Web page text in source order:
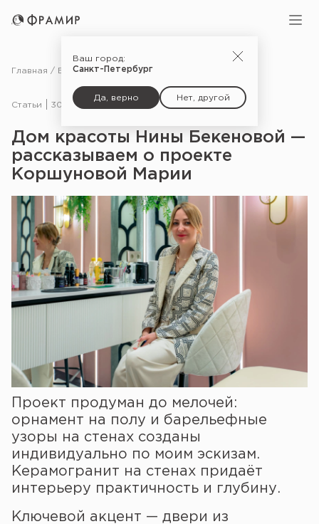
Ваш город:
Санкт-Петербург
Да, верно Нет, другой
Главная Блог Статьи
Статьи 30.06.26
Дом красоты Нины Бекеновой —
рассказываем о проекте
Коршуновой Марии
Проект продуман до мелочей:
орнамент на полу и барельефные
узоры на стенах созданы
индивидуально по моим эскизам.
Керамогранит на стенах придаёт
интерьеру практичность и глубину.
Ключевой акцент — двери из